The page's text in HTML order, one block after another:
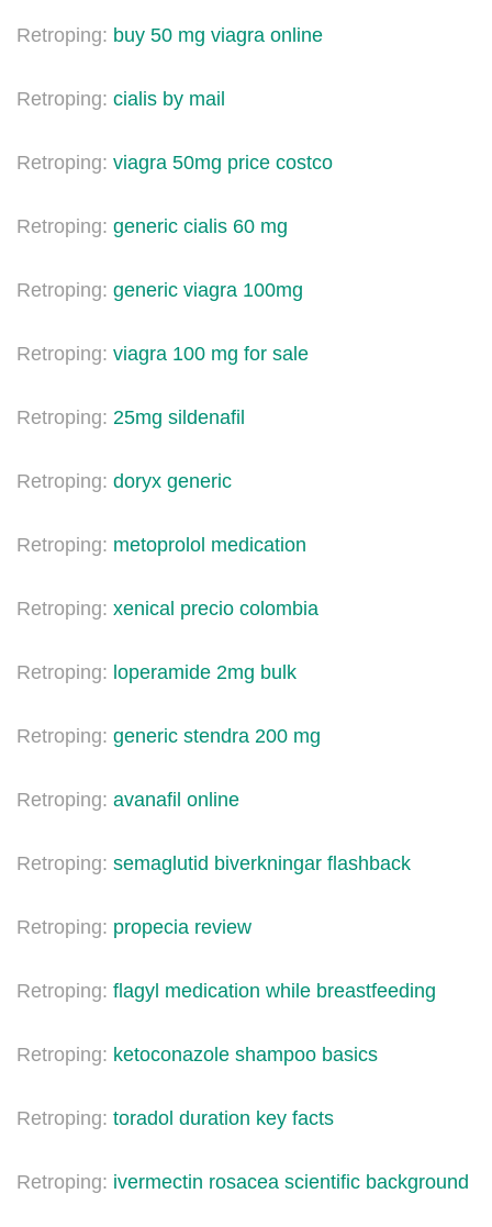
Retroping: buy 50 mg viagra online
Retroping: cialis by mail
Retroping: viagra 50mg price costco
Retroping: generic cialis 60 mg
Retroping: generic viagra 100mg
Retroping: viagra 100 mg for sale
Retroping: 25mg sildenafil
Retroping: doryx generic
Retroping: metoprolol medication
Retroping: xenical precio colombia
Retroping: loperamide 2mg bulk
Retroping: generic stendra 200 mg
Retroping: avanafil online
Retroping: semaglutid biverkningar flashback
Retroping: propecia review
Retroping: flagyl medication while breastfeeding
Retroping: ketoconazole shampoo basics
Retroping: toradol duration key facts
Retroping: ivermectin rosacea scientific background